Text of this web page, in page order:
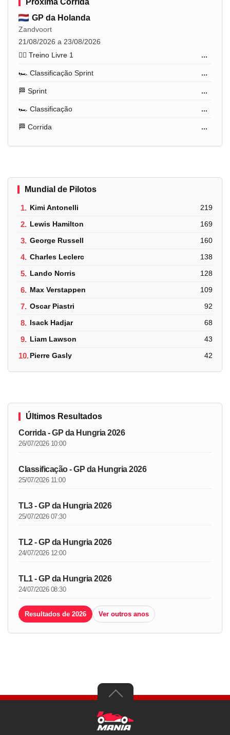
GP da Holanda
Zandvoort
21/08/2026 a 23/08/2026
🏋️‍♂️ Treino Livre 1
...
🏎️ Classificação Sprint ...
🏁 Sprint ...
🏎️ Classificação ...
🏁 Corrida ...
Mundial de Pilotos
1. Kimi Antonelli 219
2. Lewis Hamilton 169
3. George Russell 160
4. Charles Leclerc 138
5. Lando Norris 128
6. Max Verstappen 109
7. Oscar Piastri 92
8. Isack Hadjar 68
9. Liam Lawson 43
10.Pierre Gasly 42
Últimos Resultados
Corrida - GP da Hungria 2026
26/07/2026 10:00
Classificação - GP da Hungria 2026
25/07/2026 11:00
TL3 - GP da Hungria 2026
25/07/2026 07:30
TL2 - GP da Hungria 2026
24/07/2026 12:00
TL1 - GP da Hungria 2026
24/07/2026 08:30
Resultados de 2026 Ver outros anos